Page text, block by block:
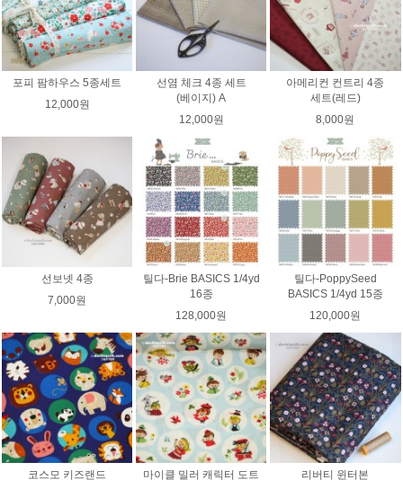
포피 팜하우스 5종세트
12,000원
선염 체크 4종 세트
(베이지) A
12,000원
아메리컨 컨트리 4종
세트(레드)
8,000원
선보넷 4종
7,000원
틸다-Brie BASICS 1/4yd
16종
128,000원
틸다-PoppySeed
BASICS 1/4yd 15종
120,000원
코스모 키즈랜드 마이클 밀러 캐릭터 도트 리버티 윈터본